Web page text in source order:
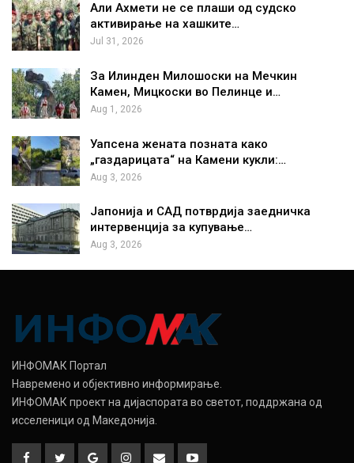
Али Ахмети не се плаши од судско
активирање на хашките…
Jul 31, 2026
За Илинден Милошоски на Мечкин
Камен, Мицкоски во Пелинце и…
Aug 1, 2026
Уапсена жената позната како
„газдарицата“ на Камени кукли:…
Aug 3, 2026
Јапонија и САД потврдија заедничка
интервенција за купување…
Aug 3, 2026
ИНФОМАК Портал
Навремено и објективно информирање.
ИНФОМАК проект на дијаспората во светот, поддржана од
исселеници од Македонија.